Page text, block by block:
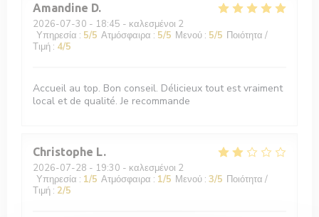
Amandine D
2026-07-30 - 18:45 - καλεσμένοι 2
Υπηρεσία : 5/5 Ατμόσφαιρα : 5/5 Μενού : 5/5 Ποιότητα /
Τιμή : 4/5
Accueil au top. Bon conseil. Délicieux tout est vraiment
local et de qualité. Je recommande
Christophe L
2026-07-28 - 19:30 - καλεσμένοι 2
Υπηρεσία : 1/5 Ατμόσφαιρα : 1/5 Μενού : 3/5 Ποιότητα /
Τιμή : 2/5